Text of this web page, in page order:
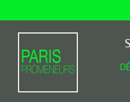
Aller à...